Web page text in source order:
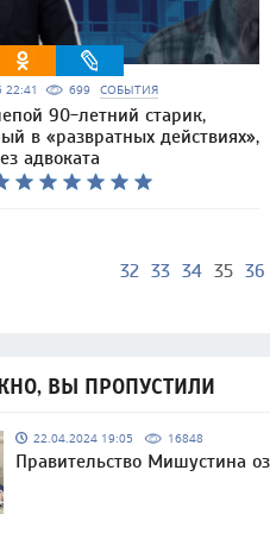
22:41 699 СОБЫТИЯ
90-летний старик,
в «развратных действиях»,
адвоката
32 33 34 35 36
ВЫ ПРОПУСТИЛИ
22.04.2024 19:05 16848
Правительство Мишустина